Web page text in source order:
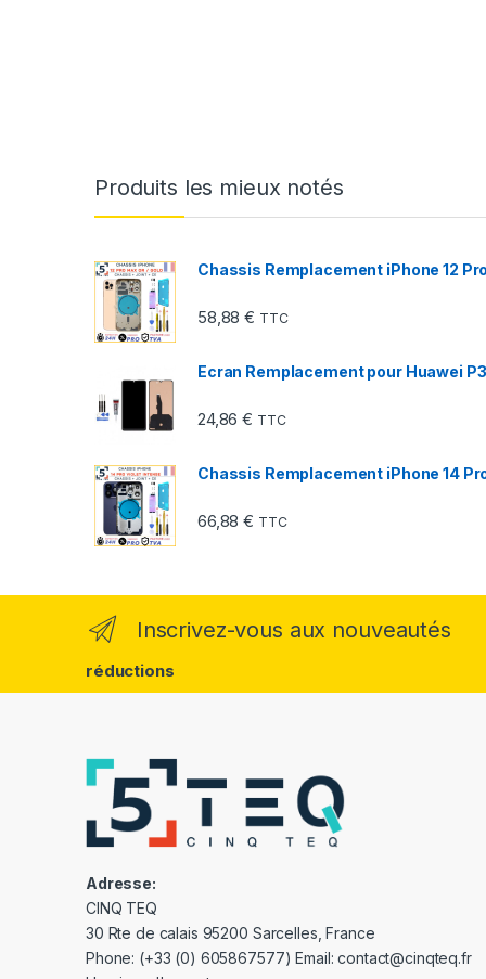
Produits les mieux notés
Chassis Remplacement iPhone 12
58,88€ TTC
Ecran Remplacement pour Huawei
24,86€ TTC
Chassis Remplacement iPhone 14
66,88€ TTC
Inscrivez-vous aux nouveautés
réductions
Adresse:
CINQ TEQ
30 Rte de calais 95200 Sarcelles, France
Phone: (+33 (0) 605867577) Email: contact@cinqteq.fr